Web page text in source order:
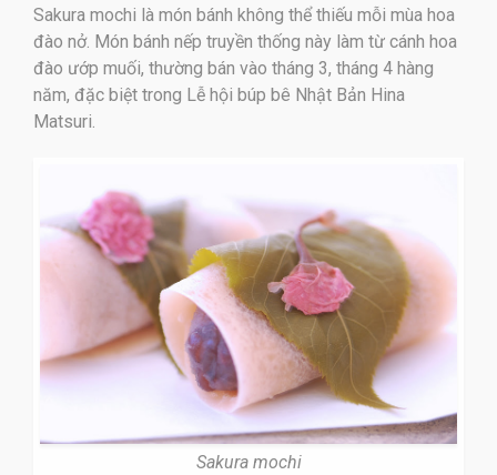
Sakura mochi là món bánh không thể thiếu mỗi mùa hoa
đào nở. Món bánh nếp truyền thống này làm từ cánh hoa
đào ướp muối, thường bán vào tháng 3, tháng 4 hàng
năm, đặc biệt trong Lễ hội búp bê Nhật Bản Hina
Matsuri.
Sakura mochi